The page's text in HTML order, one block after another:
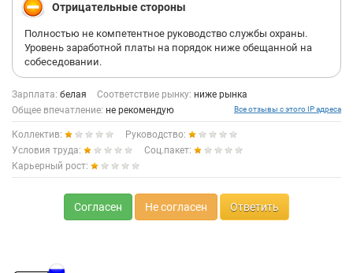
Отрицательные стороны
Полностью не компетентное руководство службы охраны.
Уровень заработной платы на порядок ниже обещанной на
собеседовании.
Зарплата: белая Соответствие рынку: ниже рынка
Общее впечатление: не рекомендую Все отзывы с этого IP адреса
Коллектив:
Руководство:
Условия труда:
Соц.пакет:
Карьерный рост:
Согласен Не согласен Ответить